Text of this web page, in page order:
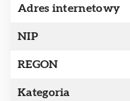
Adres internetowy
NIP
REGON
Kategoria